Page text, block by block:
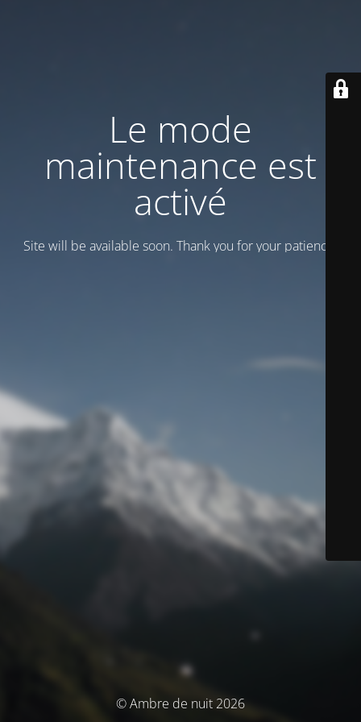
Le mode
maintenance est
activé
Site will be available soon. Thank you for your patience!
© Ambre de nuit 2026